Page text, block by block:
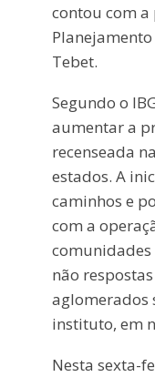
contou com
Tebet.
Segundo o
aumentar a
recenseada
estados. A
caminhos e
com a
não
aglomerados
instituto, em
Nesta sexta-